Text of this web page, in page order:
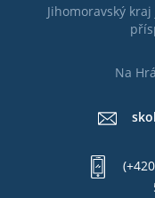
Jihomoravský
Na